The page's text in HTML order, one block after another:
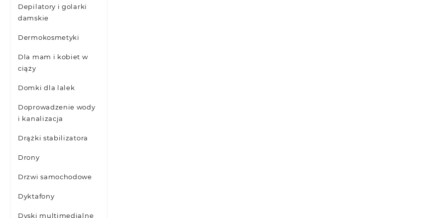
Depilatory i golarki
damskie
Dermokosmetyki
Dla mam i kobiet w
ciąży
Domki dla lalek
Doprowadzenie wody
i kanalizacja
Drążki stabilizatora
Drony
Drzwi samochodowe
Dyktafony
Dyski multimedialne